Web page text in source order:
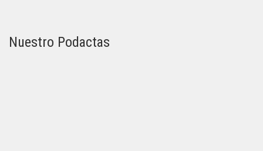
Nuestro Podactas